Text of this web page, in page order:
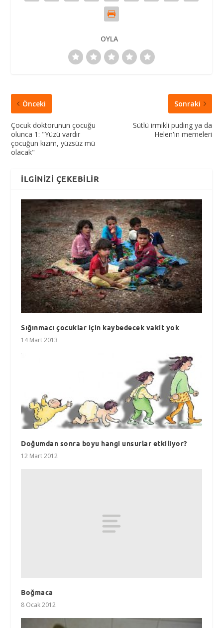
OYLA
Önceki
Çocuk doktorunun çocuğu
olunca 1: "Yüzü vardır
çocuğun kızım, yüzsüz mü
olacak"
Sonraki
Sütlü irmikli puding ya da
Helen'in memeleri
İLGINIZI ÇEKEBILIR
Sığınmacı çocuklar için kaybedecek vakit yok
14 Mart 2013
Doğumdan sonra boyu hangi unsurlar etkiliyor?
12 Mart 2012
Boğmaca
8 Ocak 2012